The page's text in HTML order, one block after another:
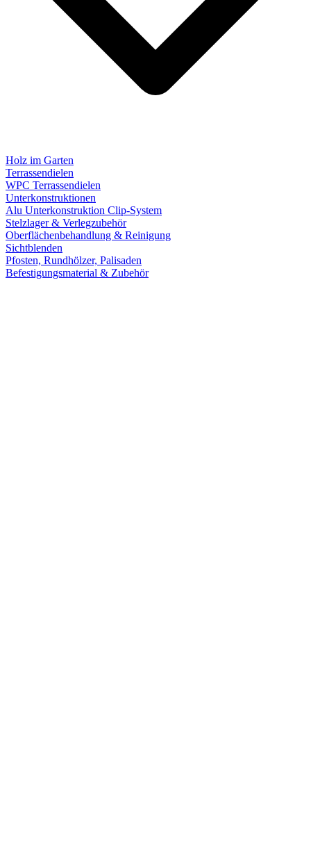
Holz im Garten
Terrassendielen
WPC Terrassendielen
Unterkonstruktionen
Alu Unterkonstruktion Clip-System
Stelzlager & Verlegzubehör
Oberflächenbehandlung & Reinigung
Sichtblenden
Pfosten, Rundhölzer, Palisaden
Befestigungsmaterial & Zubehör